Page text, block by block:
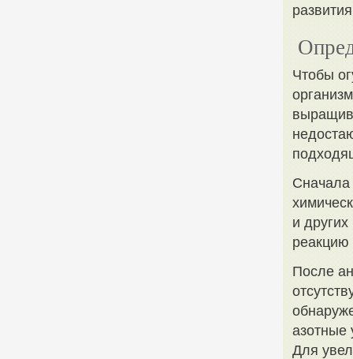
Чтобы
Сначала
и
реакцию
После
азотные
Для